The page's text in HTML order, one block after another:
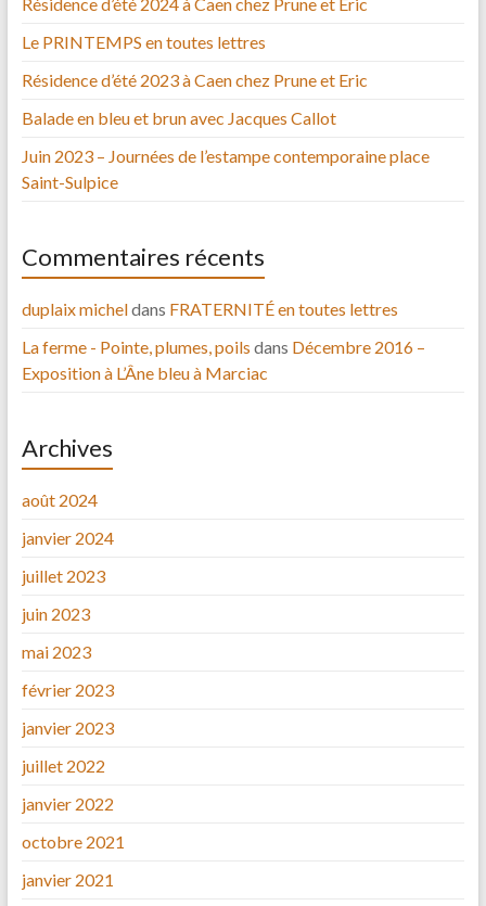
Le PRINTEMPS en toutes lettres
Résidence d’été 2023 à Caen chez Prune et Eric
Balade en bleu et brun avec Jacques Callot
Juin 2023 – Journées de l’estampe contemporaine place
Saint-Sulpice
Commentaires récents
duplaix micheldans FRATERNITÉ en toutes lettres
La ferme - Pointe, plumes, poils dans Décembre 2016 –
Exposition à L’Âne bleu à Marciac
Archives
août 2024
janvier 2024
juillet 2023
juin 2023
mai 2023
février 2023
janvier 2023
juillet 2022
janvier 2022
octobre 2021
janvier 2021